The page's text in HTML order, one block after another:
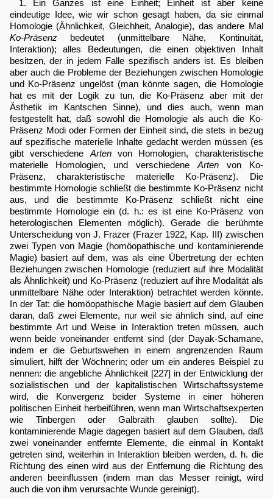
1. Ein Ganzes ist eine Einheit; Einheit ist aber keine
eindeutige Idee, wie wir schon gesagt haben, da sie einmal
Homologie (Ähnlichkeit, Gleichheit, Analogie), das andere Mal
Ko-Präsenzbedeutet (unmittelbare Nähe, Kontinuität,
Interaktion); alles Bedeutungen, die einen objektiven Inhalt
besitzen, der in jedem Falle spezifisch anders ist. Es bleiben
aber auch die Probleme der Beziehungen zwischen Homologie
und Ko-Präsenz ungelöst (man könnte sagen, die Homologie
hat es mit der Logik zu tun, die Ko-Präsenz aber mit der
Ästhetik im Kantschen Sinne), und dies auch, wenn man
festgestellt hat, daß sowohl die Homologie als auch die Ko-
Präsenz Modi oder Formen der Einheit sind, die stets in bezug
auf spezifische materielle Inhalte gedacht werden müssen (es
gibt verschiedene Artenvon Homologien, charakteristische
materielle Homologien, und verschiedene Artenvon Ko-
Präsenz, charakteristische materielle Ko-Präsenz). Die
bestimmte Homologie schließt die bestimmte Ko-Präsenz nicht
aus, und die bestimmte Ko-Präsenz schließt nicht eine
bestimmte Homologie ein (d. h.: es ist eine Ko-Präsenz von
heterologischen Elementen möglich). Gerade die berühmte
Unterscheidung von J. Frazer (Frazer 1922, Kap. III) zwischen
zwei Typen von Magie (homöopathische und kontaminierende
Magie) basiert auf dem, was als eine Übertretung der echten
Beziehungen zwischen Homologie (reduziert auf ihre Modalität
als Ähnlichkeit) und Ko-Präsenz (reduziert auf ihre Modalität als
unmittelbare Nähe oder Interaktion) betrachtet werden könnte.
In der Tat: die homöopathische Magie basiert auf dem Glauben
daran, daß zwei Elemente, nur weil sie ähnlich sind, auf eine
bestimmte Art und Weise in Interaktion treten müssen, auch
wenn beide voneinander entfernt sind (der Dayak-Schamane,
indem er die Geburtswehen in einem angrenzenden Raum
simuliert, hilft der Wöchnerin; oder um ein anderes Beispiel zu
nennen: die angebliche Ähnlichkeit [227] in der Entwicklung der
sozialistischen und der kapitalistischen Wirtschaftssysteme
wird, die Konvergenz beider Systeme in einer höheren
politischen Einheit herbeiführen, wenn man Wirtschaftsexperten
wie Tinbergen oder Galbraith glauben sollte). Die
kontaminierende Magie dagegen basiert auf dem Glauben, daß
zwei voneinander entfernte Elemente, die einmal in Kontakt
getreten sind, weiterhin in Interaktion bleiben werden, d. h. die
Richtung des einen wird aus der Entfernung die Richtung des
anderen beeinflussen (indem man das Messer reinigt, wird
auch die von ihm verursachte Wunde gereinigt).